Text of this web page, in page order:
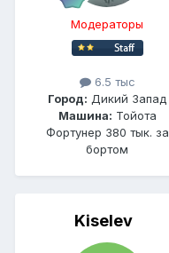
Модераторы
6.5 тыс
Город: Дикий Запад
Машина: Тойота
Фортунер 380 тык. за
бортом
Kiselev